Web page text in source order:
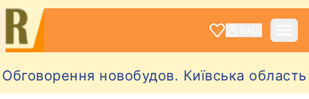
Обговорення новобудов. Київська область